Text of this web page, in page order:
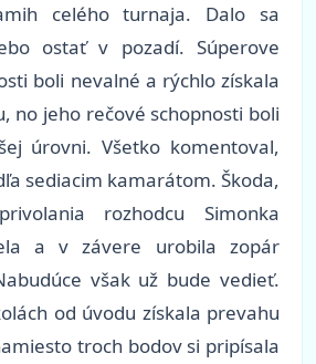
celého turnaja. Dalo sa
ostať v pozadí. Súperove
boli nevalné a rýchlo získala
no jeho rečové schopnosti boli
úrovni. Všetko komentoval,
sediacim kamarátom. Škoda,
rozhodcu Simonka
a v závere urobila zopár
však už bude vedieť.
od úvodu získala prevahu
troch bodov si pripísala